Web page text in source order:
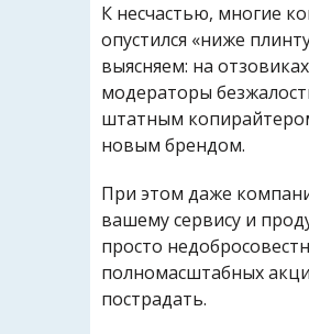
К несчастью, многие
опустился «ниже
выясняем: на
модераторы
штатным
новым брендом.
При этом даже
вашему сервису и
просто
полномасштабных
пострадать.